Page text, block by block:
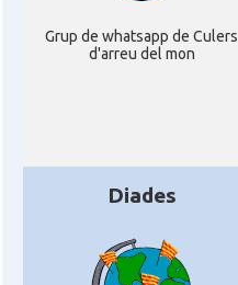
Grup de whatsapp de Culers
d'arreu del mon
Diades